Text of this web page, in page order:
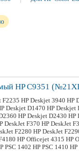
HP C9351
F2235 HP Deskjet 3940 HP
Deskjet D1470 HP Deskjet
HP Deskjet D2430 HP
DeskJet F370 HP DeskJet
F2280 HP DeskJet
HP Officejet 4315 HP
PSC 1402 HP PSC 1410 HP